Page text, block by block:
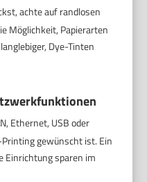
achte auf randlosen
Möglichkeit, Papierarten
Dye-Tinten
Ethernet, USB oder
gewünscht ist. Ein
Einrichtung sparen im